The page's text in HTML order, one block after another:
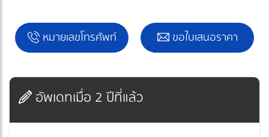
หมายเลขโทรศัพท์ ขอใบเสนอราคา
อัพเดทเมื่อ 2 ปีที่แล้ว